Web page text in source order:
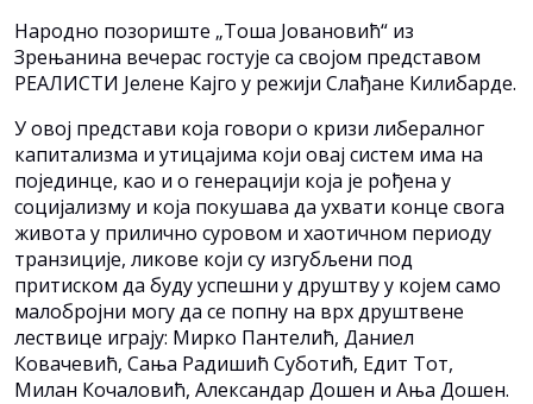
Народно позориште „Тоша Јовановић“ из
Зрењанина вечерас гостује са својом представом
РЕАЛИСТИ Јелене Кајго у режији Слађане Килибарде.
У овој представи која говори о кризи либералног
капитализма и утицајима који овај систем има на
појединце, као и о генерацији која је рођена у
социјализму и која покушава да ухвати конце свога
живота у прилично суровом и хаотичном периоду
транзиције, ликове који су изгубљени под
притиском да буду успешни у друштву у којем само
малобројни могу да се попну на врх друштвене
лествице играју: Мирко Пантелић, Даниел
Ковачевић, Сања Радишић Суботић, Едит Тот,
Милан Кочаловић, Александар Дошен и Ања Дошен.